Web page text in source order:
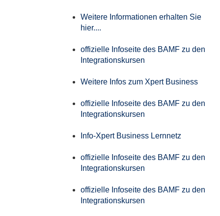
Weitere Informationen erhalten Sie
hier....
offizielle Infoseite des BAMF zu den
Integrationskursen
Weitere Infos zum Xpert Business
offizielle Infoseite des BAMF zu den
Integrationskursen
Info-Xpert Business Lernnetz
offizielle Infoseite des BAMF zu den
Integrationskursen
offizielle Infoseite des BAMF zu den
Integrationskursen